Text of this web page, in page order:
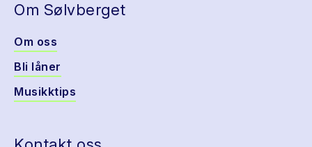
Om Sølvberget
Om oss
Bli låner
Musikktips